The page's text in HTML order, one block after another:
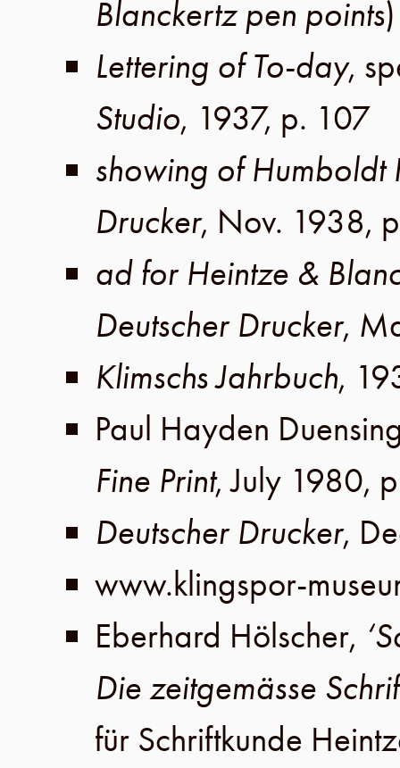
Blanckertz pen points)
Lettering of To-day,
Studio, 1937, p. 107
showing of Humboldt
Drucker, Nov. 1938,
ad for Heintze &
Deutscher Drucker,
Klimschs Jahrbuch,
Paul Hayden
Fine Print,July 1980,
Deutscher Drucker,
www.klingspor-
Eberhard Hölscher,
Die zeitgemässe
für Schriftkunde